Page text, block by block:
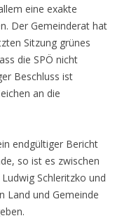
eine exakte
Der Gemeinderat hat
Sitzung grünes
die SPÖ nicht
Beschluss ist
an die
endgültiger Bericht
so ist es zwischen
Schleritzko und
Land und Gemeinde